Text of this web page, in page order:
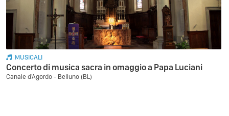
MUSICALI
Concerto di musica sacra in omaggio a Papa Luciani
Canale d'Agordo - Belluno (BL)